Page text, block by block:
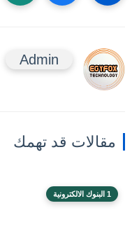
Admin
مقالات قد تهمك
1 البنوك الالكترونية